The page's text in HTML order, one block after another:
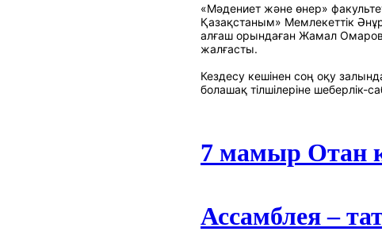
«Мәдениет және өнер»
Қазақстаным» Мемлекеттік
алғаш орындаған Жамал
жалғасты.
Кездесу кешінен соң оқу
болашақ тілшілеріне шеберлік-
7 мамыр Отан
Ассамблея –